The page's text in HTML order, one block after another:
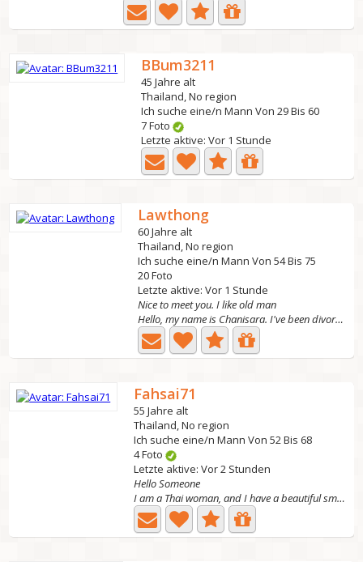
BBum3211
45 Jahre alt
Thailand, No region
Ich suche eine/n Mann Von 29 Bis 60
7 Foto
Letzte aktive: Vor 1 Stunde
Lawthong
60 Jahre alt
Thailand, No region
Ich suche eine/n Mann Von 54 Bis 75
20 Foto
Letzte aktive: Vor 1 Stunde
Nice to meet you. I like old man
Hello, my name is Chanisara. I've been divorced for 3...
Fahsai71
55 Jahre alt
Thailand, No region
Ich suche eine/n Mann Von 52 Bis 68
4 Foto
Letzte aktive: Vor 2 Stunden
Hello Someone
I am a Thai woman, and I have a beautiful smile.But I'm...